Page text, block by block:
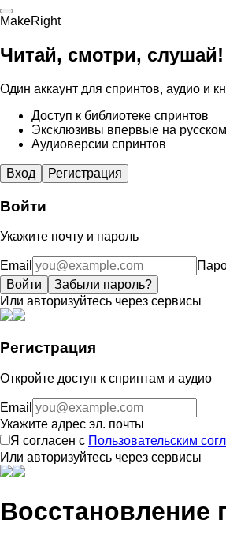
MakeRight
Читай, смотри, слушай!
Один аккаунт для спринтов, аудио и
Доступ к библиотеке спринтов
Эксклюзивы впервые на русском
Аудиоверсии спринтов
Вход Регистрация
Войти
Укажите почту и пароль
Email
Войти
Забыли пароль?
Или авторизуйтесь через сервисы
Регистрация
Откройте доступ к спринтам и аудио
Email
Укажите адрес эл. почты
Я согласен с Пользовательским
Или авторизуйтесь через сервисы
Восстановление